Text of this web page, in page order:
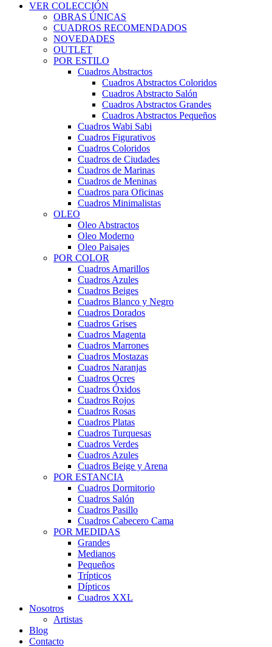
VER COLECCIÓN
OBRAS ÚNICAS
CUADROS RECOMENDADOS
NOVEDADES
OUTLET
POR ESTILO
Cuadros Abstractos
Cuadros Abstractos Coloridos
Cuadros Abstracto Salón
Cuadros Abstractos Grandes
Cuadros Abstractos Pequeños
Cuadros Wabi Sabi
Cuadros Figurativos
Cuadros Coloridos
Cuadros de Ciudades
Cuadros de Marinas
Cuadros de Meninas
Cuadros para Oficinas
Cuadros Minimalistas
OLEO
Oleo Abstractos
Oleo Moderno
Oleo Paisajes
POR COLOR
Cuadros Amarillos
Cuadros Azules
Cuadros Beiges
Cuadros Blanco y Negro
Cuadros Dorados
Cuadros Grises
Cuadros Magenta
Cuadros Marrones
Cuadros Mostazas
Cuadros Naranjas
Cuadros Ocres
Cuadros Óxidos
Cuadros Rojos
Cuadros Rosas
Cuadros Platas
Cuadros Turquesas
Cuadros Verdes
Cuadros Azules
Cuadros Beige y Arena
POR ESTANCIA
Cuadros Dormitorio
Cuadros Salón
Cuadros Pasillo
Cuadros Cabecero Cama
POR MEDIDAS
Grandes
Medianos
Pequeños
Trípticos
Dípticos
Cuadros XXL
Nosotros
Artistas
Blog
Contacto